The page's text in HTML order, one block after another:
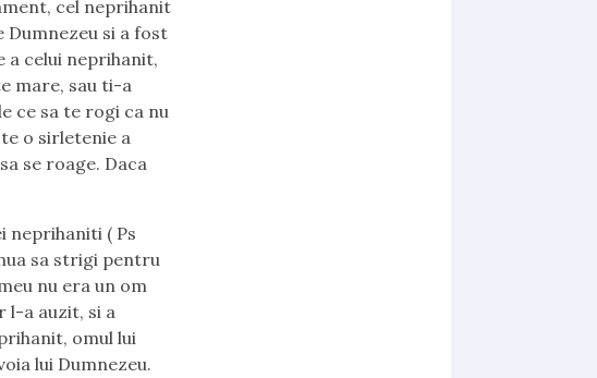
cel neprihanit
si a fost
celui neprihanit,
mare, sau ti-a
ce sa te rogi ca nu
o sirletenie a
se roage. Daca
neprihaniti ( Ps
sa strigi pentru
nu era un om
l-a auzit, si a
omul lui
lui Dumnezeu.